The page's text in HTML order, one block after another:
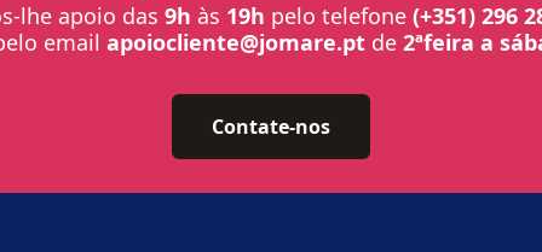
lhe apoio das 9h às 19h pelo telefone (+351) 296
email apoiocliente@jomare.ptde 2ªfeira a
Contate-nos